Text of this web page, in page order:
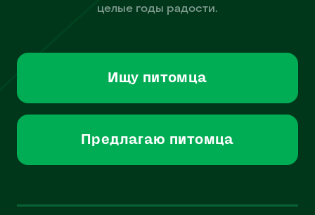
целые годы радости.
Ищу питомца
Предлагаю питомца